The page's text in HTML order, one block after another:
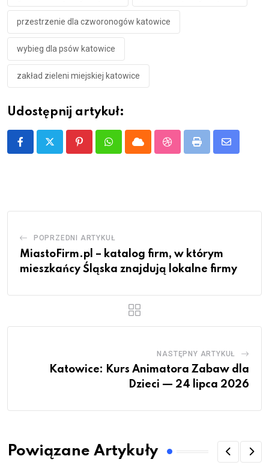
przestrzenie dla czworonogów katowice
wybieg dla psów katowice
zakład zieleni miejskiej katowice
Udostępnij artykuł:
PinterestWhatsappCloud StumbleUpon
Print
Share
POPRZEDNI ARTYKUŁ
MiastoFirm.pl – katalog firm, w którym
mieszkańcy Śląska znajdują lokalne firmy
NASTĘPNY ARTYKUŁ
Katowice: Kurs Animatora Zabaw dla
Dzieci — 24 lipca 2026
Powiązane Artykuły